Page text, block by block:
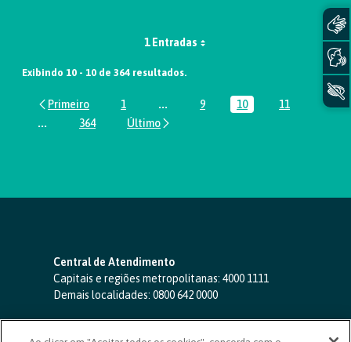
1 Entradas
Exibindo 10 - 10 de 364 resultados.
Página
1 ...Páginas intermediárias Usar ABA
Página
9 Página
10 Página
11
...Páginas intermediárias Usar ABA para navegar.
Página
364
Central de Atendimento
Capitais e regiões metropolitanas: 4000 1111
Demais localidades: 0800 642 0000
SAC 24 horas-0800 724 4420